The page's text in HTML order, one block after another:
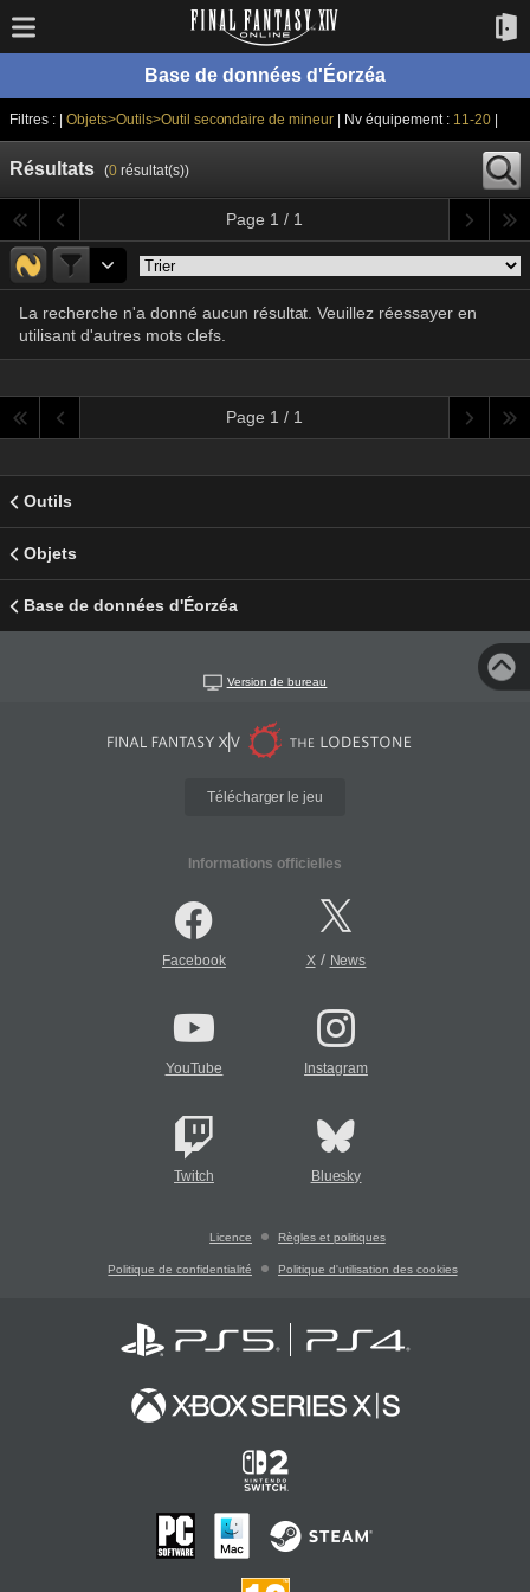
Base de données d'Éorzéa
Filtres : | Objets>Outils>Outil secondaire de mineur | Nv équipement : 11-20|
Résultats (0résultat(s))
Page 1 / 1
La recherche n'a donné aucun résultat. Veuillez réessayer en
utilisant d'autres mots clefs.
Page 1 / 1
Outils
Objets
Base de données d'Éorzéa
Version de bureau
Télécharger le jeu
Informations officielles
Facebook X/ News
YouTube Instagram
Twitch Bluesky
Licence Règles et politiques
Politique de confidentialité Politique d'utilisation des cookies